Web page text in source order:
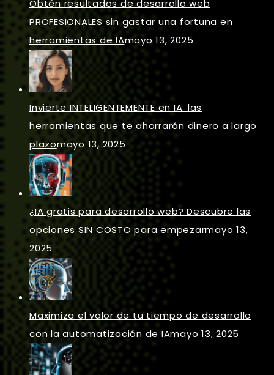
Obtén resultados de desarrollo web
PROFESIONALES sin gastar una fortuna en
herramientas de IAmayo 13, 2025
Invierte INTELIGENTEMENTE en IA: las
herramientas que te ahorrarán dinero a largo
plazomayo 13, 2025
¿IA gratis para desarrollo web? Descubre las
opciones SIN COSTO para empezarmayo 13,
2025
Maximiza el valor de tu tiempo de desarrollo
con la automatización de IAmayo 13, 2025